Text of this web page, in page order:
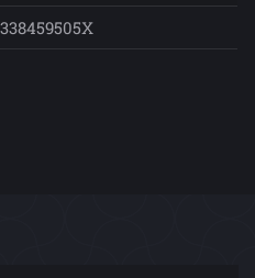
338459505X